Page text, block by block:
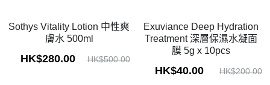
Sothys Vitality Lotion 中性爽
膚水 500ml
HK$280.00 HK$500.00
Exuviance Deep Hydration
Treatment 深層保濕水凝面
膜 5g x 10pcs
HK$40.00 HK$200.00